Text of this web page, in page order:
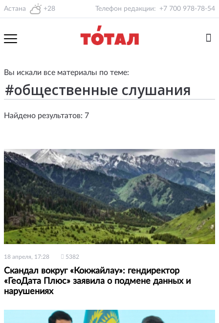
Астана +28 Телефон редакции: +7 700 978-78-54
Вы искали все материалы по теме:
Найдено результатов: 7
18 апреля, 17:28 5382
Скандал вокруг «Кокжайлау»: гендиректор
«ГеоДата Плюс» заявила о подмене данных и
нарушениях